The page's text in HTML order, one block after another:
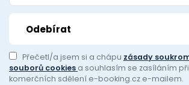
Přečetl/a jsem si a chápu zásady
souborů cookies a souhlasím se zasíláním
komerčních sdělení e-booking.cz e-mailem.